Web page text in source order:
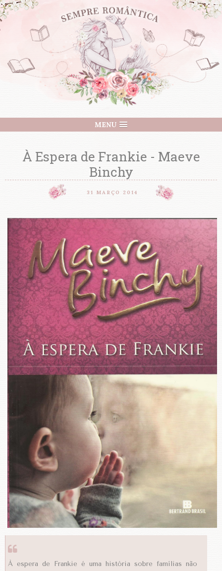
MENU
À Espera de Frankie - Maeve
Binchy
31 MARÇO 2014
À espera de Frankie é uma história sobre famílias não